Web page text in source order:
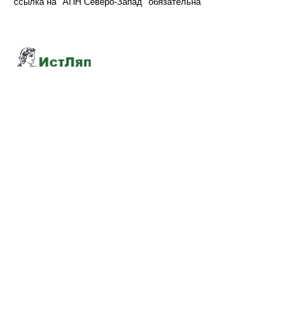
ссылка на "АПН Северо-Запад" обязательна